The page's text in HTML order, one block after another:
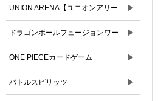
UNION ARENA【ユニオンアリー
ナ】
▶
ドラゴンボールフュージョンワー
ルド
▶
ONE PIECEカードゲーム ▶
バトルスピリッツ ▶